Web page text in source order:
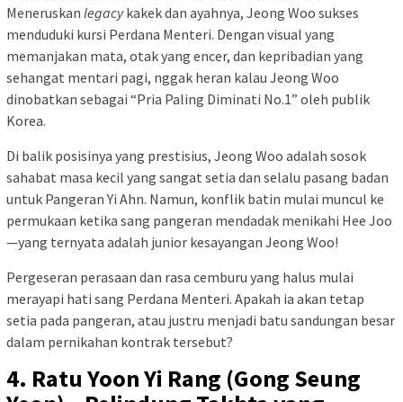
Meneruskan legacykakek dan ayahnya, Jeong Woo sukses
menduduki kursi Perdana Menteri. Dengan visual yang
memanjakan mata, otak yang encer, dan kepribadian yang
sehangat mentari pagi, nggak heran kalau Jeong Woo
dinobatkan sebagai “Pria Paling Diminati No.1” oleh publik
Korea.
Di balik posisinya yang prestisius, Jeong Woo adalah sosok
sahabat masa kecil yang sangat setia dan selalu pasang badan
untuk Pangeran Yi Ahn. Namun, konflik batin mulai muncul ke
permukaan ketika sang pangeran mendadak menikahi Hee Joo
—yang ternyata adalah junior kesayangan Jeong Woo!
Pergeseran perasaan dan rasa cemburu yang halus mulai
merayapi hati sang Perdana Menteri. Apakah ia akan tetap
setia pada pangeran, atau justru menjadi batu sandungan besar
dalam pernikahan kontrak tersebut?
4. Ratu Yoon Yi Rang (Gong Seung